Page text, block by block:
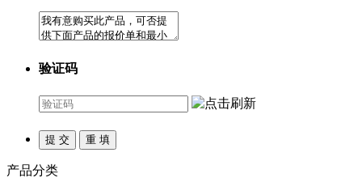
验证码
产品分类